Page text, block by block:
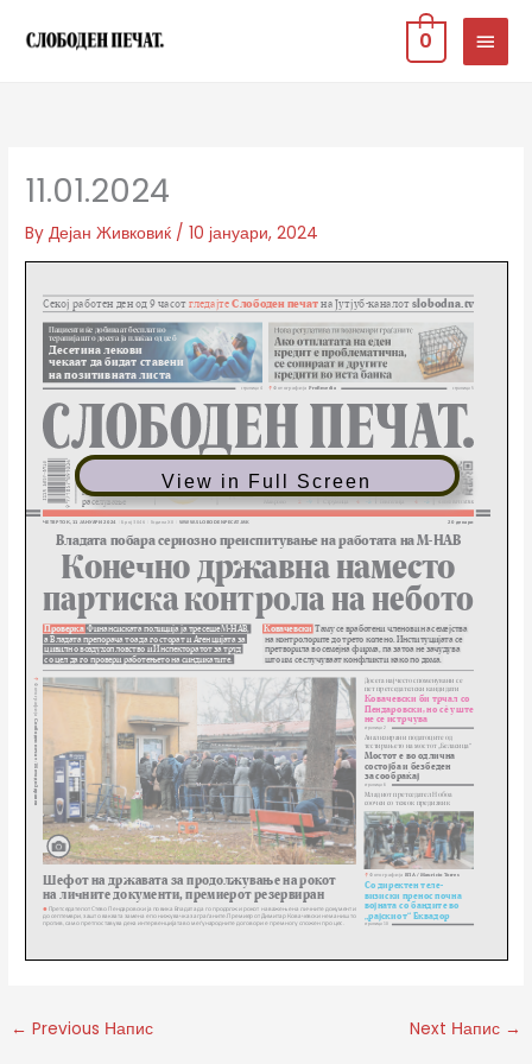
MAIN
0
11.01.2024
ByДејан Живковиќ /10 јануари, 2024
View in Full Screen
← Previous Напис Next Напис →